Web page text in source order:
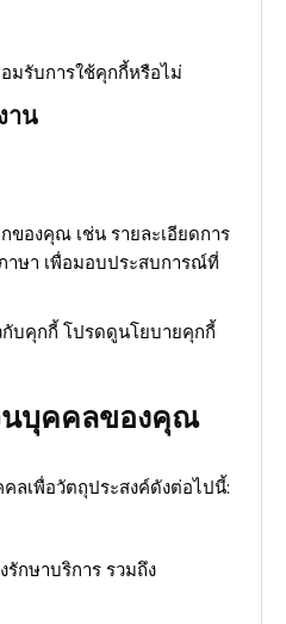
มรับการใช้คุกกี้หรือไม่
าน
ของคุณ เช่น รายละเอียดการ
าษา เพื่อมอบประสบการณ์ที่
บคุกกี้ โปรดดูนโยบายคุกกี้
นบุคคลของคุณ
ลเพื่อวัตถุประสงค์ดังต่อไปนี้:
รักษาบริการ รวมถึง